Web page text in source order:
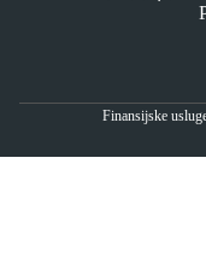
Finansijske